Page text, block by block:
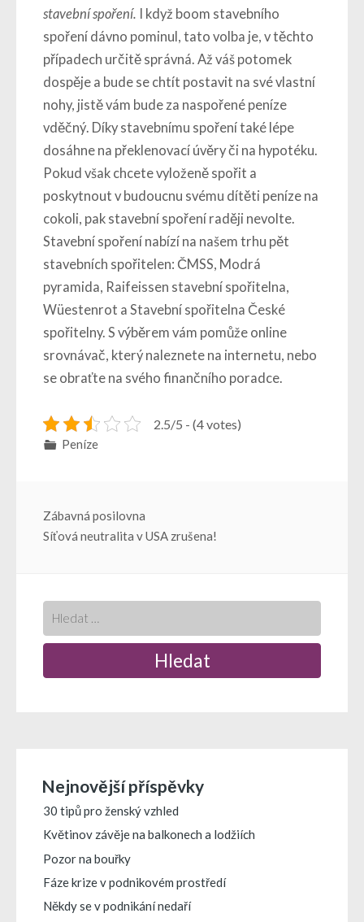
stavební spoření. I když boom stavebního
spoření dávno pominul, tato volba je, v těchto
případech určitě správná. Až váš potomek
dospěje a bude se chtít postavit na své vlastní
nohy, jistě vám bude za naspořené peníze
vděčný. Díky stavebnímu spoření také lépe
dosáhne na překlenovací úvěry či na hypotéku.
Pokud však chcete vyloženě spořit a
poskytnout v budoucnu svému dítěti peníze na
cokoli, pak stavební spoření raději nevolte.
Stavební spoření nabízí na našem trhu pět
stavebních spořitelen: ČMSS, Modrá
pyramida, Raifeissen stavební spořitelna,
Wüestenrot a Stavební spořitelna České
spořitelny. S výběrem vám pomůže online
srovnávač, který naleznete na internetu, nebo
se obraťte na svého finančního poradce.
2.5/5 - (4 votes)
Peníze
Navigace
příspěvek
Zábavná posilovna
Síťová neutralita v USA zrušena!
Nejnovější příspěvky
30 tipů pro ženský vzhled
Květinov závěje na balkonech a lodžiích
Pozor na bouřky
Fáze krize v podnikovém prostředí
Někdy se v podnikání nedaří